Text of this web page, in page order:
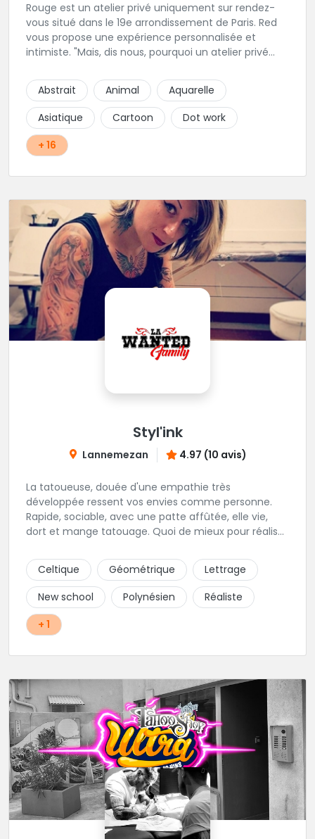
Rouge est un atelier privé uniquement sur rendez-
vous situé dans le 19e arrondissement de Paris. Red
vous propose une expérience personnalisée et
intimiste. "Mais, dis nous, pourquoi un atelier privé
qualité de service à tous les tatoué(e)s. L'intérêt est
de prendre son temps, faire les bons choix, et
toujours se donner à 1000 %. Sans oublier, une
hygiène irréprochable. La bonne humeur, l'échange,
le respect, faire un travail personnalisé et toujours de
qualité, sont les mots d'ordre dans cet atelier. " Si
Abstrait Animal
Aquarelle
Asiatique
Cartoon
Dot work
+ 16
Styl'ink
Lannemezan 4.97 (10 avis)
La tatoueuse, douée d'une empathie très
développée ressent vos envies comme personne.
Rapide, sociable, avec une patte affûtée, elle vie,
dort et mange tatouage. Quoi de mieux pour réaliser
Celtique
Géométrique
Lettrage
New school
Polynésien
Réaliste
+ 1